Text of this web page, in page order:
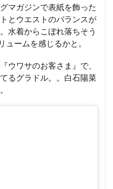
マガジンで表紙を飾った
とウエストのバランスが
水着からこぼれ落ちそう
ュームを感じるかと。
ウワサのお客さま』で、
るグラドル。。白石陽菜